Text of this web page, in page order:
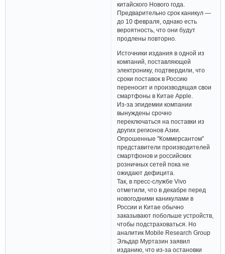
китайского Нового года.
Предварительно срок каникул —
до 10 февраля, однако есть
вероятность, что они будут
продлены повторно.
Источники издания в одной из
компаний, поставляющей
электронику, подтвердили, что
сроки поставок в Россию
переносит и производящая свои
смартфоны в Китае Apple.
Из-за эпидемии компании
вынуждены срочно
переключаться на поставки из
других регионов Азии.
Опрошенные "Коммерсантом"
представители производителей
смартфонов и российских
розничных сетей пока не
ожидают дефицита.
Так, в пресс-службе Vivo
отметили, что в декабре перед
новогодними каникулами в
России и Китае обычно
заказывают побольше устройств,
чтобы подстраховаться. Но
аналитик Mobile Research Group
Эльдар Муртазин заявил
изданию, что из-за остановки